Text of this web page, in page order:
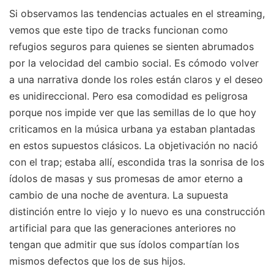
Si observamos las tendencias actuales en el streaming,
vemos que este tipo de tracks funcionan como
refugios seguros para quienes se sienten abrumados
por la velocidad del cambio social. Es cómodo volver
a una narrativa donde los roles están claros y el deseo
es unidireccional. Pero esa comodidad es peligrosa
porque nos impide ver que las semillas de lo que hoy
criticamos en la música urbana ya estaban plantadas
en estos supuestos clásicos. La objetivación no nació
con el trap; estaba allí, escondida tras la sonrisa de los
ídolos de masas y sus promesas de amor eterno a
cambio de una noche de aventura. La supuesta
distinción entre lo viejo y lo nuevo es una construcción
artificial para que las generaciones anteriores no
tengan que admitir que sus ídolos compartían los
mismos defectos que los de sus hijos.